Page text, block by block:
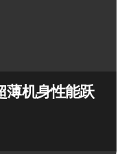
薄机身性能跃